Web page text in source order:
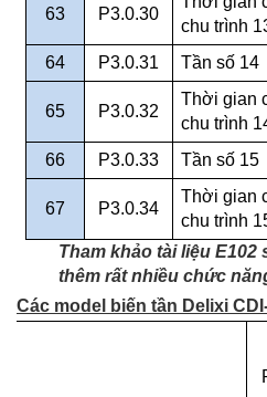
63 P3.0.30
chu trình
64 P3.0.31 Tần số 14
65 P3.0.32
Thời gian
chu trình
66 P3.0.33 Tần số 15
67 P3.0.34
Thời gian
chu trình
Tham khảo tài liệu E102
thêm rất nhiều chức
Các model biến tần Delixi